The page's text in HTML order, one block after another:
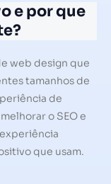
e por que
web design que
tamanhos de
de
o SEO e
que usam.